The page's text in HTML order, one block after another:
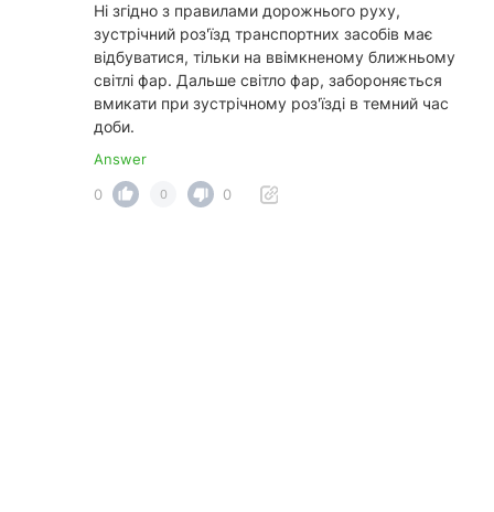
Ні згідно з правилами дорожнього руху,
зустрічний роз'їзд транспортних засобів має
відбуватися, тільки на ввімкненому ближньому
світлі фар. Дальше світло фар, забороняється
вмикати при зустрічному роз'їзді в темний час
доби.
Answer
0
0 0